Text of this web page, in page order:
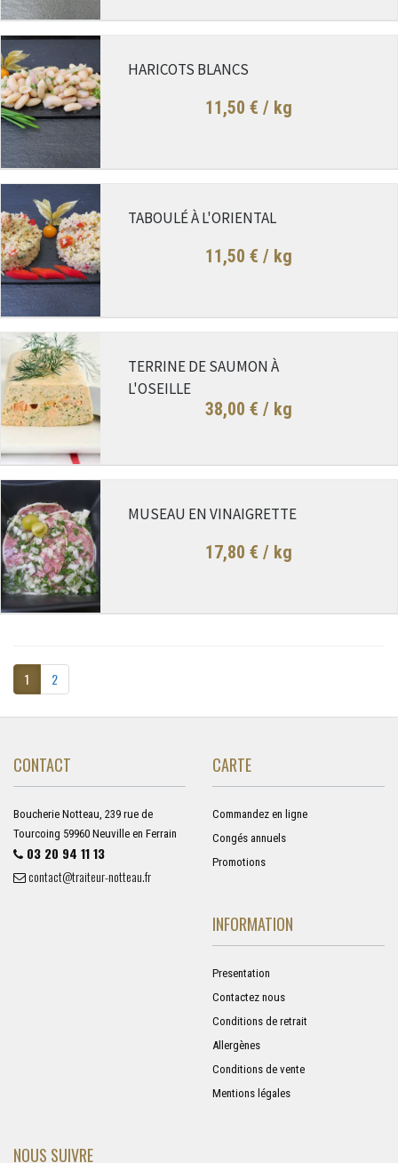
HARICOTS BLANCS
11,50 € / kg
TABOULÉ À L'ORIENTAL
11,50 € / kg
TERRINE DE SAUMON À
L'OSEILLE
38,00 € / kg
MUSEAU EN VINAIGRETTE
17,80 € / kg
1 2
CONTACT
Boucherie Notteau, 239 rue de
Tourcoing 59960 Neuville en Ferrain
03 20 94 11 13
contact@traiteur-notteau.fr
CARTE
Commandez en ligne
Congés annuels
Promotions
INFORMATION
Presentation
Contactez nous
Conditions de retrait
Allergènes
Conditions de vente
Mentions légales
NOUS SUIVRE